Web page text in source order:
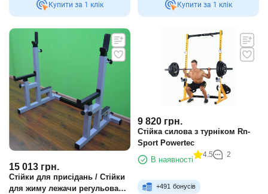
Купити за 1 клiк Купити за 1 клiк
15 013 грн.
Стійки для присідань / Стійки
для жиму лежачи регульовані,
9 820 грн.
Стійка силова з турніком Rn-
Sport Powertec
В наявності
4.5 2
+491 бонусів